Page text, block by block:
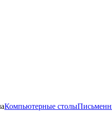
Компьютерные столы